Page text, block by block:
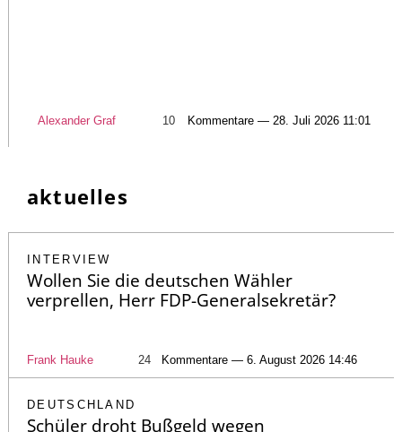
Alexander Graf 10 Kommentare — 28. Juli 2026 11:01
aktuelles
INTERVIEW
Wollen Sie die deutschen Wähler
verprellen, Herr FDP-Generalsekretär?
Frank Hauke 24 Kommentare — 6. August 2026 14:46
DEUTSCHLAND
Schüler droht Bußgeld wegen